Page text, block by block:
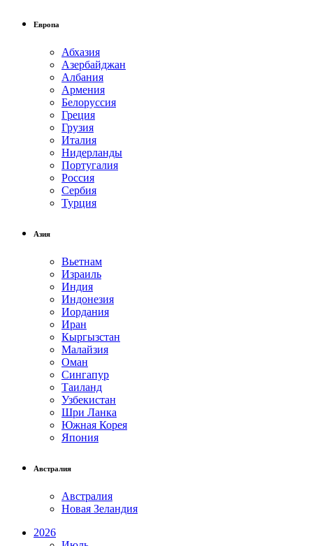
Европа
Абхазия
Азербайджан
Албания
Армения
Белоруссия
Греция
Грузия
Италия
Нидерланды
Португалия
Россия
Сербия
Турция
Азия
Вьетнам
Израиль
Индия
Индонезия
Иордания
Иран
Кыргызстан
Малайзия
Оман
Сингапур
Таиланд
Узбекистан
Шри Ланка
Южная Корея
Япония
Австралия
Австралия
Новая Зеландия
2026